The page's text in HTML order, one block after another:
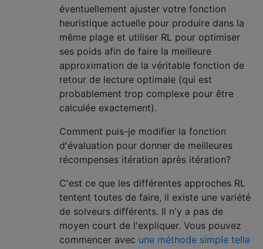
éventuellement ajuster votre fonction
heuristique actuelle pour produire dans la
même plage et utiliser RL pour optimiser
ses poids afin de faire la meilleure
approximation de la véritable fonction de
retour de lecture optimale (qui est
probablement trop complexe pour être
calculée exactement).
Comment puis-je modifier la fonction
d'évaluation pour donner de meilleures
récompenses itération après itération?
C'est ce que les différentes approches RL
tentent toutes de faire, il existe une variété
de solveurs différents. Il n'y a pas de
moyen court de l'expliquer. Vous pouvez
commencer avec une méthode simple telle